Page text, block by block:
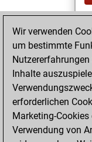
Wir verwenden
um bestimmte
Inhalte
erforderlichen
Marketing-
Verwendung von